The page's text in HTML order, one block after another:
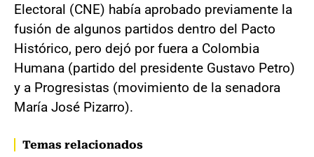
Electoral (CNE) había aprobado previamente la
fusión de algunos partidos dentro del Pacto
Histórico, pero dejó por fuera a Colombia
Humana (partido del presidente Gustavo Petro)
y a Progresistas (movimiento de la senadora
María José Pizarro).
Temas relacionados